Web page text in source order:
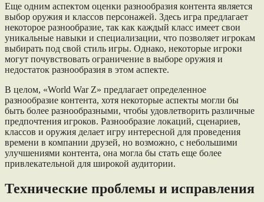
Еще одним аспектом оценки разнообразия контента является
выбор оружия и классов персонажей. Здесь игра предлагает
некоторое разнообразие, так как каждый класс имеет свои
уникальные навыки и специализации, что позволяет игрокам
выбирать под свой стиль игры. Однако, некоторые игроки
могут почувствовать ограничение в выборе оружия и
недостаток разнообразия в этом аспекте.
В целом, «World War Z» предлагает определенное
разнообразие контента, хотя некоторые аспекты могли бы
быть более разнообразными, чтобы удовлетворить различные
предпочтения игроков. Разнообразие локаций, сценариев,
классов и оружия делает игру интересной для проведения
времени в компании друзей, но возможно, с небольшими
улучшениями контента, она могла бы стать еще более
привлекательной для широкой аудитории.
Технические проблемы и исправления